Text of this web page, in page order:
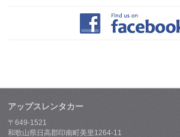
アップスレンタカー
〒649-1521
和歌山県日高郡印南町美里1264-11